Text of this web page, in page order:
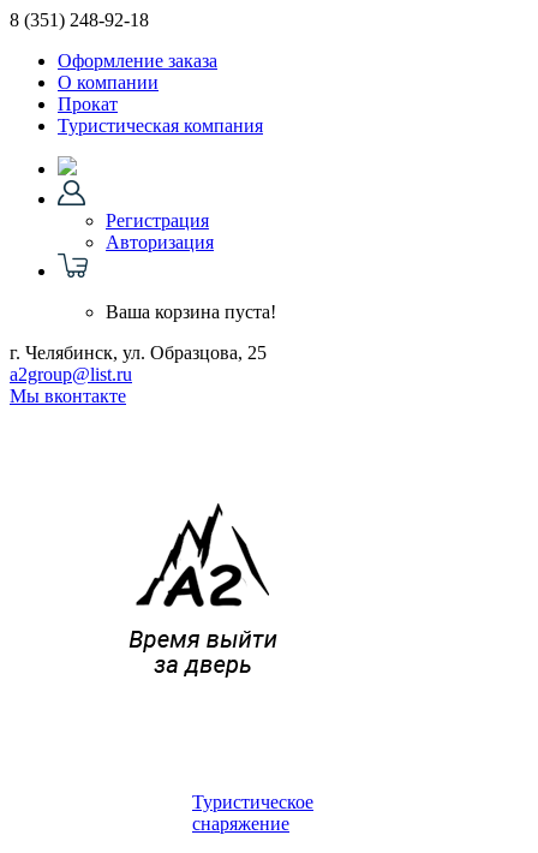
8 (351) 248-92-18
Оформление заказа
О компании
Прокат
Туристическая компания
Регистрация
Авторизация
Ваша корзина пуста!
г. Челябинск, ул. Образцова, 25
a2group@list.ru
Мы вконтакте
Туристическое
снаряжение